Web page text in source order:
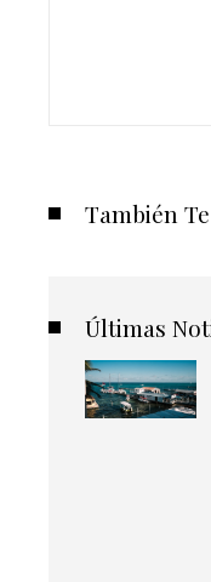
También
Últimas